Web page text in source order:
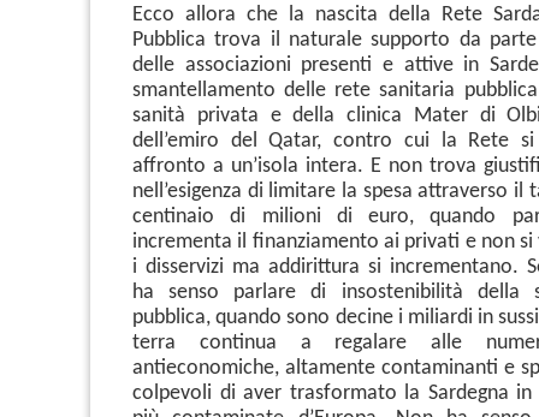
Ecco allora che la nascita della Rete
Pubblica trova il naturale supporto da
delle associazioni presenti e attive in
smantellamento delle rete sanitaria
sanità privata e della clinica Mater di
dell’emiro del Qatar, contro cui la Rete
affronto a un’isola intera. E non trova
nell’esigenza di limitare la spesa attraverso il
centinaio di milioni di euro, quando
incrementa il finanziamento ai privati e non si
i disservizi ma addirittura si incrementano.
ha senso parlare di insostenibilità della
pubblica, quando sono decine i miliardi in
terra continua a regalare alle
antieconomiche, altamente contaminanti e
colpevoli di aver trasformato la Sardegna